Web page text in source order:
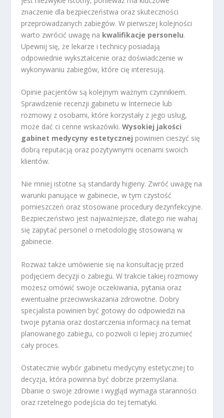
znaczenie dla bezpieczeństwa oraz skuteczności
przeprowadzanych zabiegów. W pierwszej kolejności
warto zwrócić uwagę na kwalifikacje personelu.
Upewnij się, że lekarze i technicy posiadają
odpowiednie wykształcenie oraz doświadczenie w
wykonywaniu zabiegów, które cię interesują.
Opinie pacjentów są kolejnym ważnym czynnikiem.
Sprawdzenie recenzji gabinetu w Internecie lub
rozmowy z osobami, które korzystały z jego usług,
może dać ci cenne wskazówki.Wysokiej jakości
gabinet medycyny estetycznej powinien cieszyć się
dobrą reputacją oraz pozytywnymi ocenami swoich
klientów.
Nie mniej istotne są standardy higieny. Zwróć uwagę na
warunki panujące w gabinecie, w tym czystość
pomieszczeń oraz stosowane procedury dezynfekcyjne.
Bezpieczeństwo jest najważniejsze, dlatego nie wahaj
się zapytać personel o metodologię stosowaną w
gabinecie.
Rozważ także umówienie się na konsultację przed
podjęciem decyzji o zabiegu. W trakcie takiej rozmowy
możesz omówić swoje oczekiwania, pytania oraz
ewentualne przeciwwskazania zdrowotne. Dobry
specjalista powinien być gotowy do odpowiedzi na
twoje pytania oraz dostarczenia informacji na temat
planowanego zabiegu, co pozwoli ci lepiej zrozumieć
cały proces.
Ostatecznie wybór gabinetu medycyny estetycznej to
decyzja, która powinna być dobrze przemyślana.
Dbanie o swoje zdrowie i wygląd wymaga staranności
oraz rzetelnego podejścia do tej tematyki.